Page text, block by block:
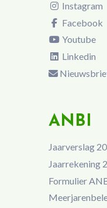
Instagram
Facebook
Youtube
Linkedin
ANBI
Jaarverslag
Jaarrekening
Formulier